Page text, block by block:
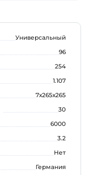
Универсальный
96
254
1.107
7х265х265
30
6000
3.2
Нет
Германия